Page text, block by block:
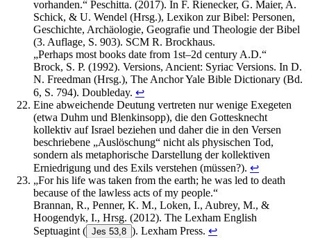
vorhanden.“ Peschitta. (2017). In F. Rienecker, G. Maier, A.
Schick, & U. Wendel (Hrsg.), Lexikon zur Bibel: Personen,
Geschichte, Archäologie, Geografie und Theologie der Bibel
(3. Auflage, S. 903). SCM R. Brockhaus.
„Perhaps most books date from 1st–2d century A.D.“
Brock, S. P. (1992). Versions, Ancient: Syriac Versions. In D.
N. Freedman (Hrsg.), The Anchor Yale Bible Dictionary (Bd.
6, S. 794). Doubleday. ↩︎
Eine abweichende Deutung vertreten nur wenige Exegeten
(etwa Duhm und Blenkinsopp), die den Gottesknecht
kollektiv auf Israel beziehen und daher die in den Versen
beschriebene „Auslöschung“ nicht als physischen Tod,
sondern als metaphorische Darstellung der kollektiven
Erniedrigung und des Exils verstehen (müssen?). ↩︎
„For his life was taken from the earth; he was led to death
because of the lawless acts of my people.“
Brannan, R., Penner, K. M., Loken, I., Aubrey, M., &
Hoogendyk, I., Hrsg. (2012). The Lexham English
Septuagint( Jes 53,8 ). Lexham Press. ↩︎